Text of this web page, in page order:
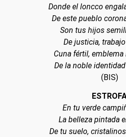
Donde el loncco
De este pueblo
Son tus hijos
De justicia,
Cuna fértil,
De la noble
(BIS)
En tu verde
La belleza pintada
De tu suelo,